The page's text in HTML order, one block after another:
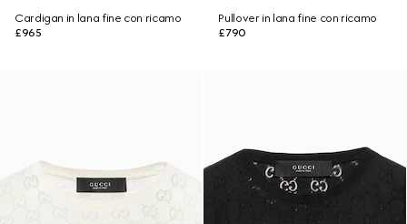
Cardigan in lana fine con ricamo
£965
Pullover in lana fine con ricamo
£790